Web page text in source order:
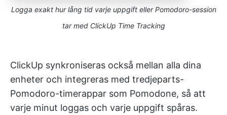
Logga exakt hur lång tid varje uppgift eller Pomodoro-session
tar med ClickUp Time Tracking
ClickUp synkroniseras också mellan alla dina
enheter och integreras med tredjeparts-
Pomodoro-timerappar som Pomodone, så att
varje minut loggas och varje uppgift spåras.